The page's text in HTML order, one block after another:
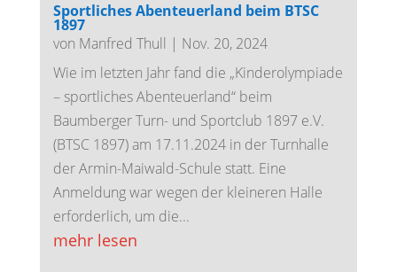
Sportliches Abenteuerland beim BTSC
1897
von Manfred Thull | Nov. 20, 2024
Wie im letzten Jahr fand die „Kinderolympiade
– sportliches Abenteuerland“ beim
Baumberger Turn- und Sportclub 1897 e.V.
(BTSC 1897) am 17.11.2024 in der Turnhalle
der Armin-Maiwald-Schule statt. Eine
Anmeldung war wegen der kleineren Halle
erforderlich, um die...
mehr lesen